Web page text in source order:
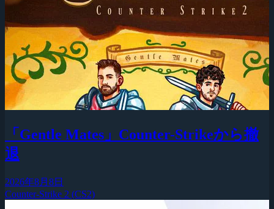
「Gentle Mates」Counter-Strikeから撤
退
2026年8月8日
Counter-Strike 2 (CS2)